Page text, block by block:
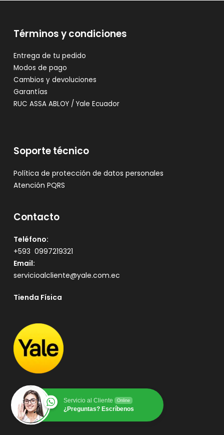
Términos y condiciones
Entrega de tu pedido
Modos de pago
Cambios y devoluciones
Garantías
RUC ASSA ABLOY / Yale Ecuador
Soporte técnico
Política de protección de datos personales
Atención PQRS
Contacto
Teléfono:
+593 0997219321
Email:
servicioalcliente@yale.com.ec
Tienda Física
Servicio al Cliente Online
¿Preguntas? Escríbenos